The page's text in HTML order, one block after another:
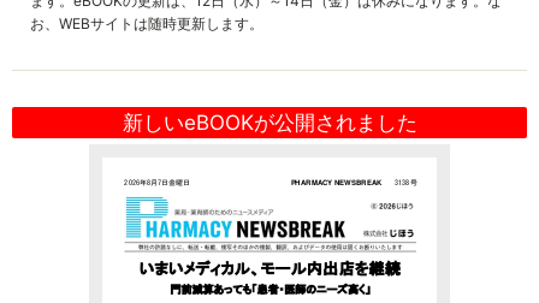
お、WEBサイトは随時更新します。
新しいeBOOKが公開されました